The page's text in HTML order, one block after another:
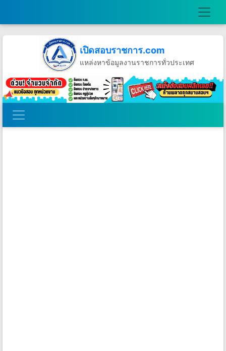
เปิดสอบราชการ.com
แหล่งหาข้อมูลงานราชการทั่วประเทศ
วันพฤหัสบดีที่ 6 เดือนสิงหาคม พ.ศ.2569